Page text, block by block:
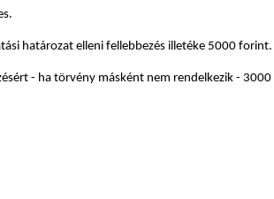
határozat elleni fellebbezés illetéke 5000 forint.
- ha törvény másként nem rendelkezik -